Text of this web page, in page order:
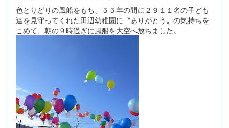
色とりどりの風船をもち、５５年の間に２９１１名の子ども
達を見守ってくれた田辺幼稚園に〝ありがとう〟の気持ちを
こめて、朝の９時過ぎに風船を大空へ放ちました。